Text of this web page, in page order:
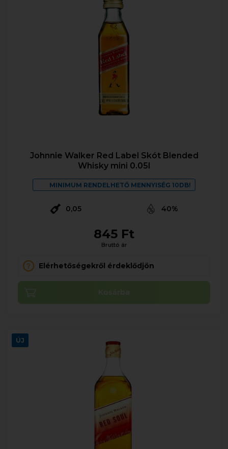
Johnnie Walker Red Label Skót Blended
Whisky mini 0.05l
MINIMUM RENDELHETŐ MENNYISÉG 10DB!
0,05 40%
845 Ft
Bruttó ár
Elérhetőségekről érdeklődjön
Kosárba
ÚJ